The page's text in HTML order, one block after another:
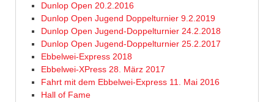
Dunlop Open 20.2.2016
Dunlop Open Jugend Doppelturnier 9.2.2019
Dunlop Open Jugend-Doppelturnier 24.2.2018
Dunlop Open Jugend-Doppelturnier 25.2.2017
Ebbelwei-Express 2018
Ebbelwei-XPress 28. März 2017
Fahrt mit dem Ebbelwei-Express 11. Mai 2016
Hall of Fame